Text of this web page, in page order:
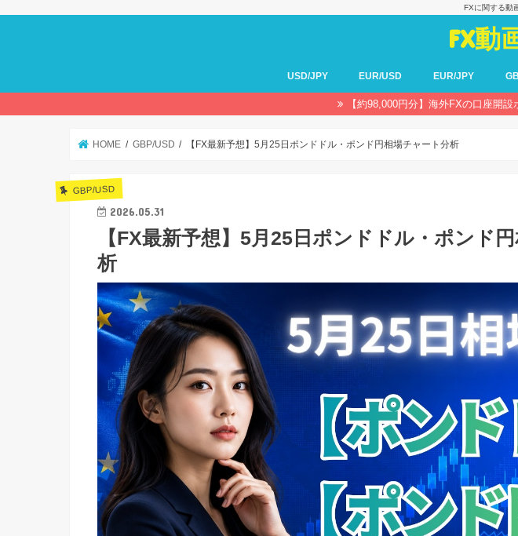
FXに関する動
FX動
USD/JPY EUR/USD EUR/JPY
【約98,000円分】海外FXの口座開
HOME GBP/USD 【FX最新予想】5月25日ポンドドル・ポンド円相場チャート分析
GBP/USD
2026.05.31
【FX最新予想】5月25日ポンドドル・ポンド
析